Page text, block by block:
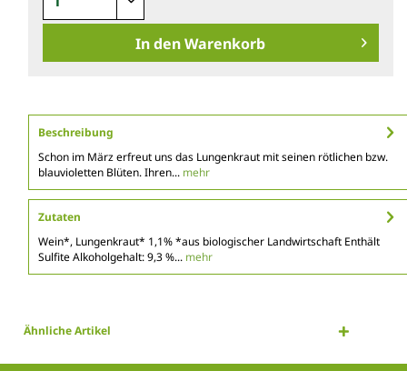
In den Warenkorb
Beschreibung
Schon im März erfreut uns das Lungenkraut mit seinen rötlichen bzw.
blauvioletten Blüten. Ihren... mehr
Zutaten
Wein*, Lungenkraut* 1,1% *aus biologischer Landwirtschaft Enthält
Sulfite Alkoholgehalt: 9,3 %... mehr
Ähnliche Artikel